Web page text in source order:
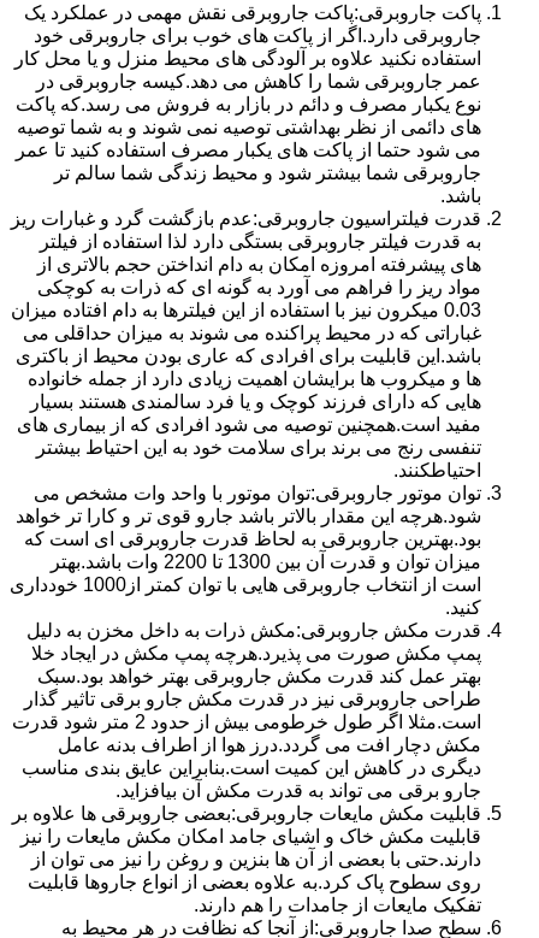
پاکت جاروبرقی:پاکت جاروبرقی نقش مهمی در عملکرد یک
جاروبرقی دارد.اگر از پاکت های خوب برای جاروبرقی خود
استفاده نکنید علاوه بر آلودگی های محیط منزل و یا محل کار
عمر جاروبرقی شما را کاهش می دهد.کیسه جاروبرقی در
نوع یکبار مصرف و دائم در بازار به فروش می رسد.که پاکت
های دائمی از نظر بهداشتی توصیه نمی شوند و به شما توصیه
می شود حتما از پاکت های یکبار مصرف استفاده کنید تا عمر
جاروبرقی شما بیشتر شود و محیط زندگی شما سالم تر
باشد.
قدرت فیلتراسیون جاروبرقی:عدم بازگشت گرد و غبارات ریز
به قدرت فیلتر جاروبرقی بستگی دارد لذا استفاده از فیلتر
های پیشرفته امروزه امکان به دام انداختن حجم بالاتری از
مواد ریز را فراهم می آورد به گونه ای که ذرات به کوچکی
0.03 میکرون نیز با استفاده از این فیلترها به دام افتاده میزان
غباراتی که در محیط پراکنده می شوند به میزان حداقلی می
باشد.این قابلیت برای افرادی که عاری بودن محیط از باکتری
ها و میکروب ها برایشان اهمیت زیادی دارد از جمله خانواده
هایی که دارای فرزند کوچک و یا فرد سالمندی هستند بسیار
مفید است.همچنین توصیه می شود افرادی که از بیماری های
تنفسی رنج می برند برای سلامت خود به این احتیاط بیشتر
احتیاطکنند.
توان موتور جاروبرقی:توان موتور با واحد وات مشخص می
شود.هرچه این مقدار بالاتر باشد جارو قوی تر و کارا تر خواهد
بود.بهترین جاروبرقی به لحاظ قدرت جاروبرقی ای است که
میزان توان و قدرت آن بین 1300 تا 2200 وات باشد.بهتر
است از انتخاب جاروبرقی هایی با توان کمتر از1000 خودداری
کنید.
قدرت مکش جاروبرقی:مکش ذرات به داخل مخزن به دلیل
پمپ مکش صورت می پذیرد.هرچه پمپ مکش در ایجاد خلا
بهتر عمل کند قدرت مکش جاروبرقی بهتر خواهد بود.سبک
طراحی جاروبرقی نیز در قدرت مکش جارو برقی تاثیر گذار
است.مثلا اگر طول خرطومی بیش از حدود 2 متر شود قدرت
مکش دچار افت می گردد.درز هوا از اطراف بدنه عامل
دیگری در کاهش این کمیت است.بنابراین عایق بندی مناسب
جارو برقی می تواند به قدرت مکش آن بیافزاید.
قابلیت مکش مایعات جاروبرقی:بعضی جاروبرقی ها علاوه بر
قابلیت مکش خاک و اشیای جامد امکان مکش مایعات را نیز
دارند.حتی با بعضی از آن ها بنزین و روغن را نیز می توان از
روی سطوح پاک کرد.به علاوه بعضی از انواع جاروها قابلیت
تفکیک مایعات از جامدات را هم دارند.
سطح صدا جاروبرقی:از آنجا که نظافت در هر محیط به